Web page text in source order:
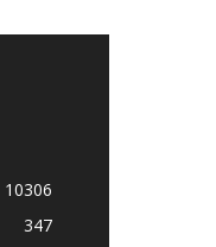
10306
347